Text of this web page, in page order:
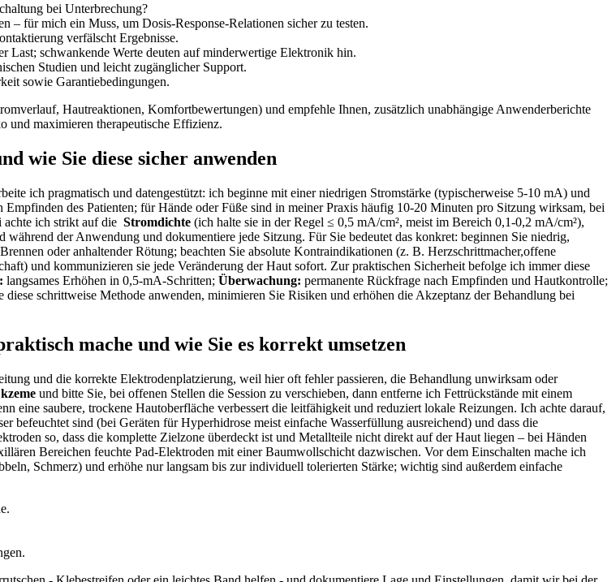
bei‍ Unterbrechung?
‌für ​mich ein Muss, um Dosis‑Response-Relationen sicher zu testen.
verfälscht Ergebnisse.
Last; schwankende Werte deuten auf minderwertige⁣ Elektronik hin.
Studien⁢ und leicht ⁤zugänglicher Support.
sowie Garantiebedingungen.
Hautreaktionen, Komfortbewertungen) und empfehle Ihnen, zusätzlich⁣ unabhängige Anwenderberichte
⁣und maximieren therapeutische Effizienz.
wie Sie‌ diese sicher anwenden
ich⁢ pragmatisch und datengestützt: ich⁤ beginne mit ⁢einer niedrigen Stromstärke (typischerweise 5-10 mA) ​und
des Patienten; für‌ Hände oder Füße sind in meiner ​Praxis häufig 10-20 Minuten pro Sitzung wirksam, bei
⁣ich strikt auf‌ die
Stromdichte (ich ‌halte sie in der Regel ≤ 0,5 ​mA/cm², meist​ im Bereich⁤ 0,1-0,2 mA/cm²),
der Anwendung ‍und dokumentiere​ jede Sitzung. Für Sie bedeutet das konkret: beginnen Sie niedrig,
oder⁤ anhaltender⁢ Rötung; beachten Sie absolute Kontraindikationen (z. B.⁣ Herzschrittmacher,offene
und kommunizieren​ sie jede​ Veränderung der Haut‍ sofort. Zur praktischen Sicherheit befolge ich‍ immer diese
langsames Erhöhen in 0,5-mA-Schritten; Überwachung: ⁤permanente‌ Rückfrage nach Empfinden‍ und Hautkontrolle;
schrittweise Methode anwenden, minimieren Sie Risiken⁤ und erhöhen die Akzeptanz der Behandlung bei
mache und ⁤wie⁢ Sie ‌es korrekt umsetzen
und die korrekte Elektrodenplatzierung,⁤ weil⁣ hier oft fehler passieren, die‌ Behandlung unwirksam‌ oder
und bitte Sie, bei offenen Stellen die Session zu verschieben, dann entferne ich Fettrückstände mit einem
eine saubere, trockene Hautoberfläche verbessert die⁣ leitfähigkeit und reduziert ⁢lokale Reizungen. Ich achte darauf,⁤
befeuchtet sind‌ (bei Geräten für Hyperhidrose meist einfache ‍Wasserfüllung ausreichend) und dass ​die
⁢so, dass die komplette Zielzone überdeckt ist ⁤und Metallteile nicht direkt auf der Haut liegen – ‍bei Händen
Bereichen feuchte Pad-Elektroden mit einer Baumwollschicht ⁤dazwischen. Vor dem⁤ Einschalten mache ich
Schmerz) und erhöhe nur langsam bis zur individuell ⁢tolerierten Stärke; wichtig sind außerdem einfache